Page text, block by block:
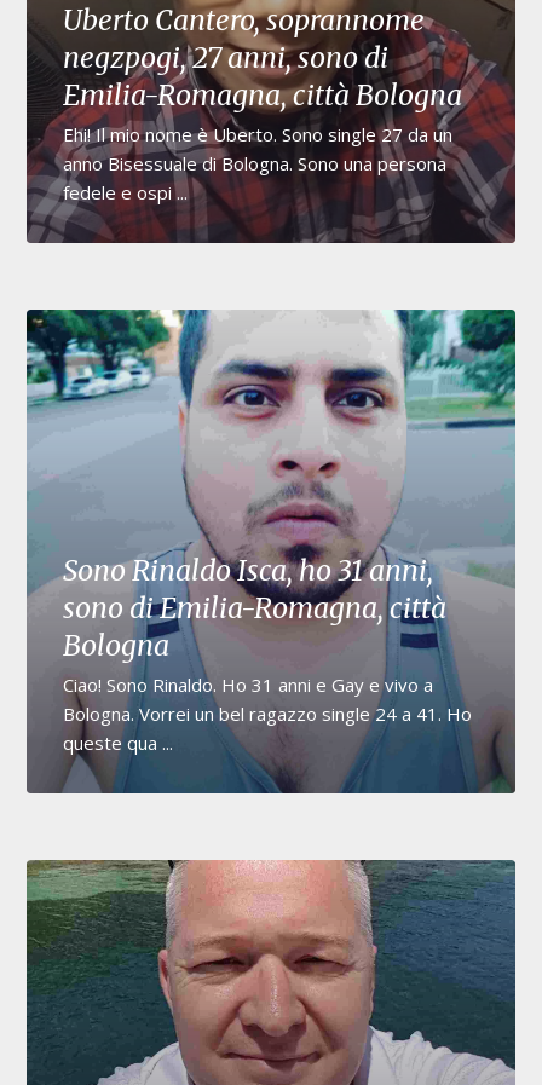
Uberto Cantero, soprannome
negzpogi, 27 anni, sono di
Emilia-Romagna, città Bologna
Ehi! Il mio nome è Uberto. Sono single 27 da un
anno Bisessuale di Bologna. Sono una persona
fedele e ospi ...
Sono Rinaldo Isca, ho 31 anni,
sono di Emilia-Romagna, città
Bologna
Ciao! Sono Rinaldo. Ho 31 anni e Gay e vivo a
Bologna. Vorrei un bel ragazzo single 24 a 41. Ho
queste qua ...